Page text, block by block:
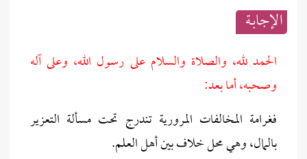
الإجابــة
الحمد لله، والصلاة والسلام على رسول الله، وعلى آله
وصحبه، أما بعد:
فغرامة المخالفات المرورية تندرج تحت مسألة التعزير
بالمال، وهي محل خلاف بين أهل العلم.